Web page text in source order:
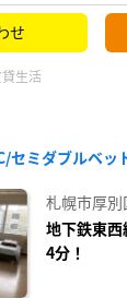
せ
生活
セミダブルベッ
札幌市厚別
地下鉄東
4分！